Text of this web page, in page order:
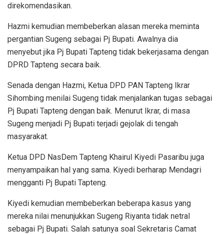
direkomendasikan.
Hazmi kemudian membeberkan alasan mereka meminta
pergantian Sugeng sebagai Pj Bupati. Awalnya dia
menyebut jika Pj Bupati Tapteng tidak bekerjasama dengan
DPRD Tapteng secara baik.
Senada dengan Hazmi, Ketua DPD PAN Tapteng Ikrar
Sihombing menilai Sugeng tidak menjalankan tugas sebagai
Pj Bupati Tapteng dengan baik. Menurut Ikrar, di masa
Sugeng menjadi Pj Bupati terjadi gejolak di tengah
masyarakat.
Ketua DPD NasDem Tapteng Khairul Kiyedi Pasaribu juga
menyampaikan hal yang sama. Kiyedi berharap Mendagri
mengganti Pj Bupati Tapteng.
Kiyedi kemudian membeberkan beberapa kasus yang
mereka nilai menunjukkan Sugeng Riyanta tidak netral
sebagai Pj Bupati. Salah satunya soal Sekretaris Camat